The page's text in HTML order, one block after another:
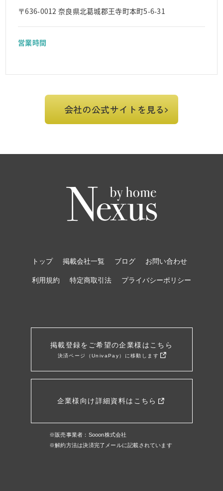
〒636-0012 奈良県北葛城郡王寺町本町5-6-31
営業時間
会社の公式サイトを見る
トップ 掲載会社一覧 ブログ お問い合わせ
利用規約 特定商取引法 プライバシーポリシー
掲載登録をご希望の企業様はこちら
決済ページ（UnivaPay）に移動します
企業様向け詳細資料はこちら
※販売事業者：Sooon株式会社
※解約方法は決済完了メールに記載されています